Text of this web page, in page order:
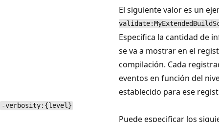
El siguiente valor es un
-verbosity:{level}
Especifica la cantidad de
se va a mostrar en el
compilación. Cada
eventos en función del
establecido para ese
Puede especificar los